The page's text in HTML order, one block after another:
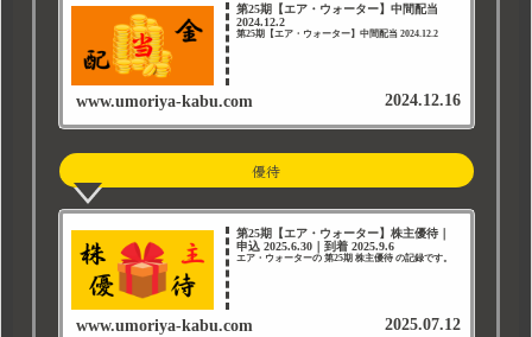
第25期【エア・ウォーター】中間配当
2024.12.2
第25期【エア・ウォーター】中間配当 2024.12.2
www.umoriya-kabu.com 2024.12.16
優待
第25期【エア・ウォーター】株主優待｜
申込 2025.6.30｜到着 2025.9.6
エア・ウォーターの 第25期 株主優待 の記録です。
www.umoriya-kabu.com 2025.07.12